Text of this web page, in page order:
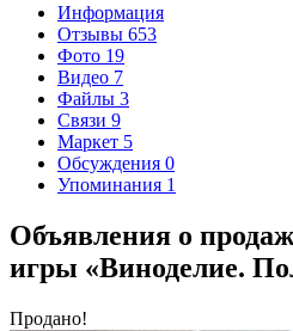
Информация
Отзывы 653
Фото 19
Видео 7
Файлы 3
Связи 9
Маркет 5
Обсуждения 0
Упоминания 1
Объявления о
игры «Виноделие.
Продано!